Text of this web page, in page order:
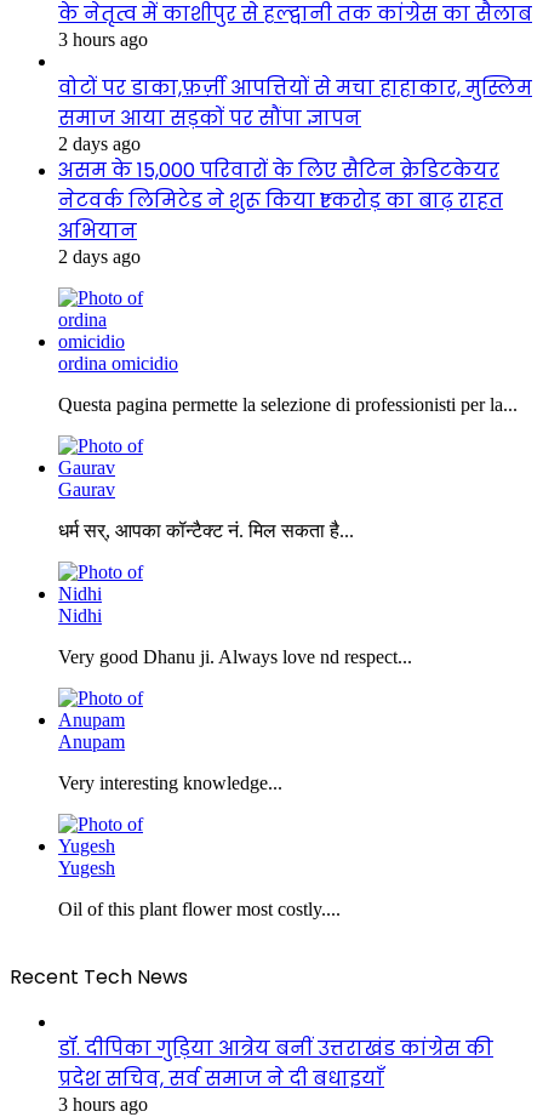
के नेतृत्व में काशीपुर से हल्द्वानी तक कांग्रेस का सैलाब
3 hours ago
वोटों पर डाका,फ़र्ज़ी आपत्तियों से मचा हाहाकार, मुस्लिम
समाज आया सड़कों पर सौंपा ज्ञापन
2 days ago
असम के 15,000 परिवारों के लिए सैटिन क्रेडिटकेयर
नेटवर्क लिमिटेड ने शुरू किया ₹1 करोड़ का बाढ़ राहत
अभियान
2 days ago
ordina omicidio
Questa pagina permette la selezione di professionisti per la...
Gaurav
धर्म सर्, आपका कॉन्टैक्ट नं. मिल सकता है...
Nidhi
Very good Dhanu ji. Always love nd respect...
Anupam
Very interesting knowledge...
Yugesh
Oil of this plant flower most costly....
Recent Tech News
डॉ. दीपिका गुड़िया आत्रेय बनीं उत्तराखंड कांग्रेस की
प्रदेश सचिव, सर्व समाज ने दी बधाइयाँ
3 hours ago